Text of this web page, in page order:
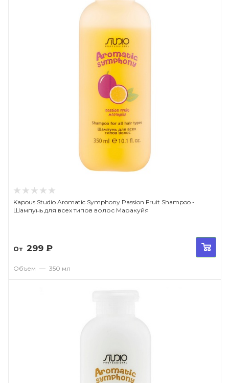
Kapous Studio Aromatic Symphony Passion Fruit Shampoo -
Шампунь для всех типов волос Маракуйя
От 299 ₽
Объем — 350 мл